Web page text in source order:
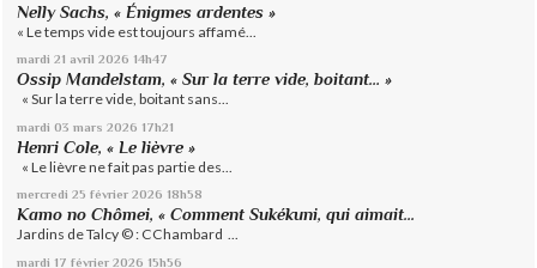
Nelly Sachs, « Énigmes ardentes »
« Le temps vide est toujours affamé...
mardi 21 avril 2026 14h47
Ossip Mandelstam, « Sur la terre vide, boitant… »
« Sur la terre vide, boitant sans...
mardi 03 mars 2026 17h21
Henri Cole, « Le lièvre »
« Le lièvre ne fait pas partie des...
mercredi 25 février 2026 18h58
Kamo no Chômei, « Comment Sukékuni, qui aimait...
Jardins de Talcy © : CChambard ...
mardi 17 février 2026 15h56